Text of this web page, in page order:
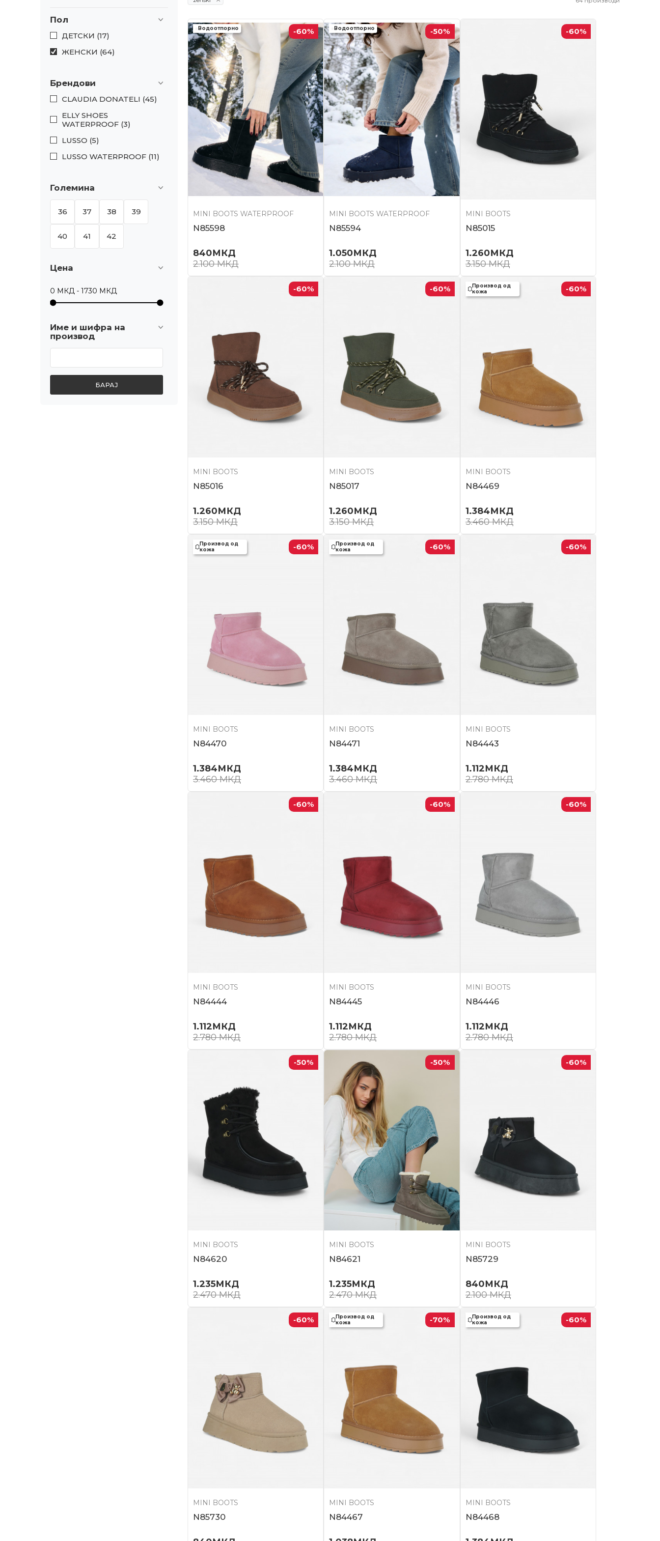
Пол
ДЕТСКИ (17)
ЖЕНСКИ (64)
Брендови
CLAUDIA DONATELI (45)
ELLY SHOES
WATERPROOF (3)
LUSSO (5)
LUSSO WATERPROOF (11)
Големина
36 37 38 39
40 41 42
Цена
Име и шифра на
производ
БАРАЈ
Водоотпорно -60%
MINI BOOTS WATERPROOF
N85598
840МКД
2.100МКД
Водоотпорно -50%
MINI BOOTS WATERPROOF
N85594
1.050МКД
2.100МКД
-60%
MINI BOOTS
N85015
1.260МКД
3.150МКД
-60%
MINI BOOTS
N85016
1.260МКД
3.150МКД
-60%
MINI BOOTS
N85017
1.260МКД
3.150МКД
Производ од
кожа
-60%
MINI BOOTS
N84469
1.384МКД
3.460МКД
Производ од
кожа
-60%
MINI BOOTS
N84470
1.384МКД
3.460МКД
Производ од
кожа
-60%
MINI BOOTS
N84471
1.384МКД
3.460МКД
-60%
MINI BOOTS
N84443
1.112МКД
2.780МКД
-60%
MINI BOOTS
N84444
1.112МКД
2.780МКД
-60%
MINI BOOTS
N84445
1.112МКД
2.780МКД
-60%
MINI BOOTS
N84446
1.112МКД
2.780МКД
-50%
MINI BOOTS
N84620
1.235МКД
2.470МКД
-50%
MINI BOOTS
N84621
1.235МКД
2.470МКД
-60%
MINI BOOTS
N85729
840МКД
2.100МКД
-60%
MINI BOOTS
N85730
Производ од
кожа
-70%
MINI BOOTS
N84467
Производ од
кожа
-60%
MINI BOOTS
N84468